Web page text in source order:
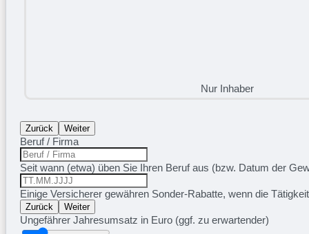
Nur Inhaber
Zurück Weiter
Beruf / Firma
Seit wann (etwa) üben Sie Ihren Beruf aus (bzw. Datum der
Einige Versicherer gewähren Sonder-Rabatte, wenn die
Zurück Weiter
Ungefährer Jahresumsatz in Euro (ggf. zu erwartender)